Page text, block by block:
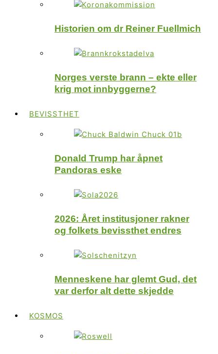
Historien om dr Reiner Fuellmich
Norges verste brann – ekte eller
krig mot innbyggerne?
BEVISSTHET
Donald Trump har åpnet
Pandoras eske
2026: Året institusjoner rakner
og folkets bevissthet endres
Menneskene har glemt Gud, det
var derfor alt dette skjedde
KOSMOS